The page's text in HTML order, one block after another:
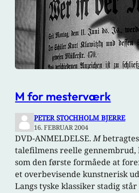
M for mesterværk
PETER STOCHHOLM BJERRE
16. FEBRUAR 2004
DVD-ANMELDELSE.M
talefilmens reelle
som den første formåede at
et overbevisende kunstnerisk
Langs tyske klassiker stadig